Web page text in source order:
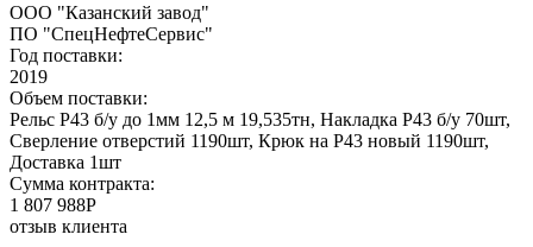
ООО "Казанский завод"
ПО "СпецНефтеСервис"
Год поставки:
2019
Объем поставки:
Рельс Р43 б/у до 1мм 12,5 м 19,535тн, Накладка Р43 б/у 70шт,
Сверление отверстий 1190шт, Крюк на Р43 новый 1190шт,
Доставка 1шт
Сумма контракта:
1 807 988P
отзыв клиента